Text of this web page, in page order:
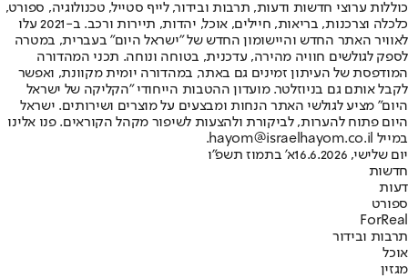
כוללות ערוצי חדשות ודעות, תרבות ובידור, לייף סטייל, טכנולוגיה, ספורט,
כלכלה וצרכנות, בריאות, חיילים, אוכל, יהדות, תיירות ורכב. ב-2021 עלו
לאוויר האתר החדש והיישומון החדש של "ישראל היום" בעברית, במטרה
לספק לגולשים חוויה מהירה, עדכנית, בטוחה ונוחה. תכני המהדורה
המודפסת של העיתון זמינים גם באתר, במהדורה יומית מקוונת, ואפשר
לקבל אותם גם בניוזלטר. מועדון ההטבות הייחודי "הקליקה של ישראל
היום" מציע לגולשי האתר הנחות ומבצעים על מוצרים ושירותים. ישראל
היום פתוח להערות, לביקורת ולהצעות לשיפור מקהל הקוראים. פנו אלינו
במייל hayom@israelhayom.co.il.
יום שלישי, 16.6.2026
א' בתמוז תשפ"ו
חדשות
דעות
ספורט
ForReal
תרבות ובידור
אוכל
מגזין